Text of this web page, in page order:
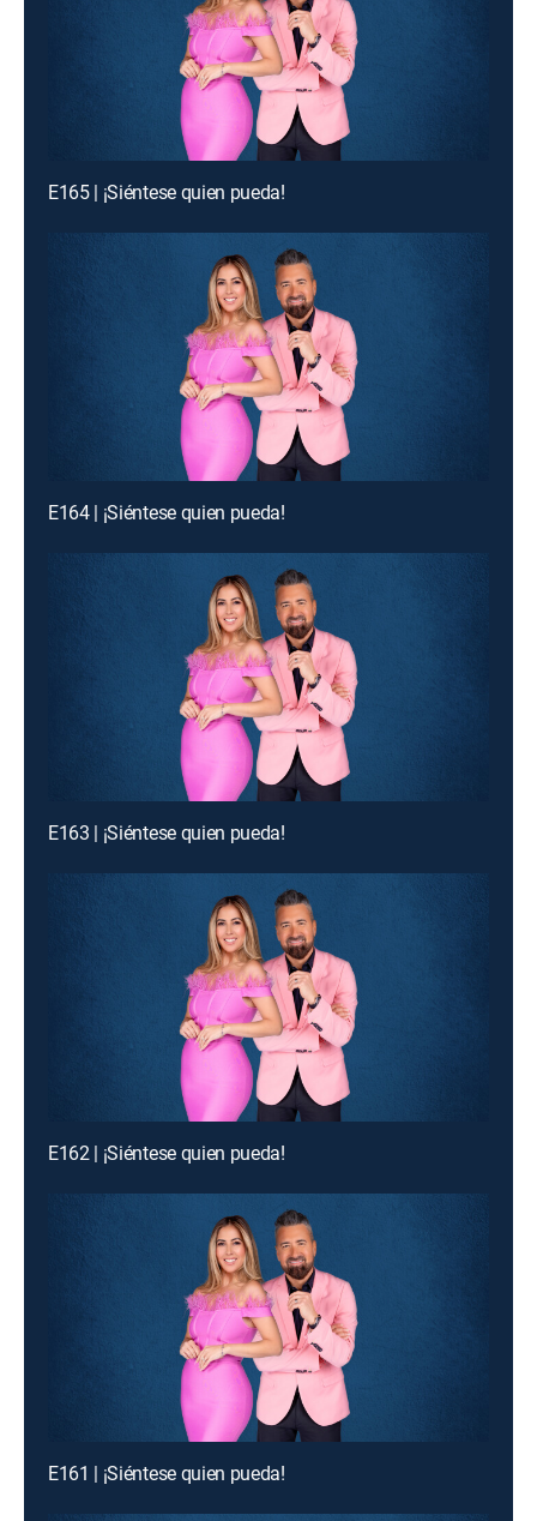
E165 | ¡Siéntese quien pueda!
E164 | ¡Siéntese quien pueda!
E163 | ¡Siéntese quien pueda!
E162 | ¡Siéntese quien pueda!
E161 | ¡Siéntese quien pueda!